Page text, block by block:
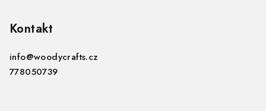
Kontakt
info@woodycrafts.cz
778050739